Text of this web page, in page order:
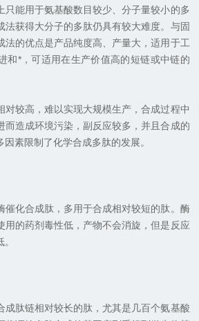
只能用于氨基酸数目较少、分子量较小的多
法获得大分子的多肽仍具有较大难度。与固
法的优点是产品纯度高、产量大，适用于工
和*，可适用在生产价值高的短链或中链的
较高，难以实现大规模生产，合成过程中
而造成环境污染，副反应较多，并且合成的
素限制了化学合成多肽的发展。
化合成肽，多用于合成相对较短的肽。酶
用的药剂毒性低，产物不会消旋，但是反应
肽链相对较长的肽，尤其是几百个氨基酸